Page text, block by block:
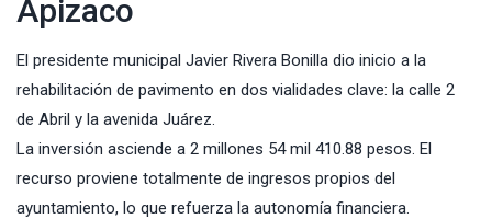
Apizaco
El presidente municipal Javier Rivera Bonilla dio inicio a la
rehabilitación de pavimento en dos vialidades clave: la calle 2
de Abril y la avenida Juárez.
La inversión asciende a 2 millones 54 mil 410.88 pesos. El
recurso proviene totalmente de ingresos propios del
ayuntamiento, lo que refuerza la autonomía financiera.